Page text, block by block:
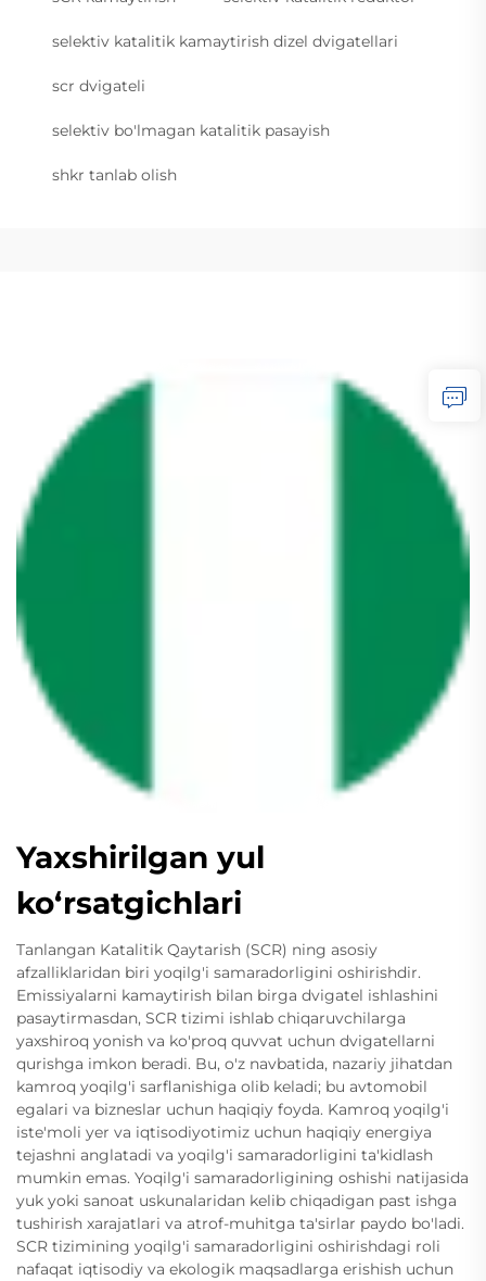
selektiv katalitik kamaytirish dizel dvigatellari
scr dvigateli
selektiv bo'lmagan katalitik pasayish
shkr tanlab olish
Yaxshirilgan yul
ko‘rsatgichlari
Tanlangan Katalitik Qaytarish (SCR) ning asosiy
afzalliklaridan biri yoqilg'i samaradorligini oshirishdir.
Emissiyalarni kamaytirish bilan birga dvigatel ishlashini
pasaytirmasdan, SCR tizimi ishlab chiqaruvchilarga
yaxshiroq yonish va ko'proq quvvat uchun dvigatellarni
qurishga imkon beradi. Bu, o'z navbatida, nazariy jihatdan
kamroq yoqilg'i sarflanishiga olib keladi; bu avtomobil
egalari va bizneslar uchun haqiqiy foyda. Kamroq yoqilg'i
iste'moli yer va iqtisodiyotimiz uchun haqiqiy energiya
tejashni anglatadi va yoqilg'i samaradorligini ta'kidlash
mumkin emas. Yoqilg'i samaradorligining oshishi natijasida
yuk yoki sanoat uskunalaridan kelib chiqadigan past ishga
tushirish xarajatlari va atrof-muhitga ta'sirlar paydo bo'ladi.
SCR tizimining yoqilg'i samaradorligini oshirishdagi roli
nafaqat iqtisodiy va ekologik maqsadlarga erishish uchun